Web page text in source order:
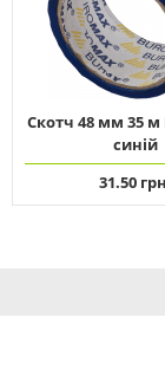
Скотч 48 мм 35 м
синій
31.50